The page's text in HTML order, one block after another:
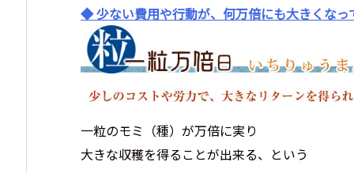
◆ 少ない費用や行動が、何万倍にも大きくなっ
一粒のモミ（種）が万倍に実り
大きな収穫を得ることが出来る、という